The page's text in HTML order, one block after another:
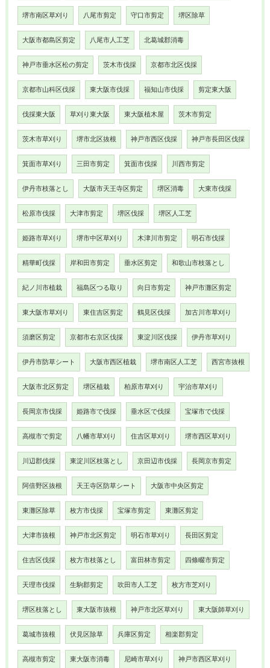
堺市南区草刈り 八尾市剪定 守口市剪定 堺区除草
大阪市都島区剪定 八尾市人工芝 北葛城郡消毒
神戸市垂水区松の剪定 茨木市伐採 京都市北区伐採
京都市山科区伐採 東大阪市伐採 福知山市伐採 剪定東大阪
伐採東大阪 草刈り東大阪 東大阪植木屋 茨木市剪定
茨木市草刈り 堺市北区抜根 神戸市西区伐採 神戸市長田区伐採
箕面市草刈り 三田市剪定 箕面市伐採 川西市剪定
伊丹市枝落とし 大阪市天王寺区剪定 堺区消毒 大東市伐採
松原市伐採 大津市剪定 堺区伐採 堺区人工芝
姫路市草刈り 堺市中区草刈り 木津川市剪定 明石市伐採
精華町伐採 岸和田市剪定 垂水区剪定 和歌山市枝落とし
紀ノ川市植栽 福島区つる取り 向日市剪定 神戸市灘区剪定
東大阪市草刈り 東住吉区剪定 鶴見区伐採 加古川市草刈り
須磨区剪定 京都市右京区伐採 東淀川区伐採 伊丹市草刈り
伊丹市防草シート 大阪市西区植栽 堺市南区人工芝 西宮市抜根
大阪市北区剪定 堺区植栽 柏原市草刈り 宇治市草刈り
長岡京市伐採 姫路市で伐採 垂水区で伐採 宝塚市で伐採
高槻市で剪定 八幡市草刈り 住吉区草刈り 堺市西区草刈り
川辺郡伐採 東淀川区枝落とし 京田辺市伐採 長岡京市剪定
阿倍野区抜根 天王寺区防草シート 大阪市中央区剪定
東灘区除草 枚方市伐採 宝塚市剪定 東灘区剪定
大津市抜根 神戸市北区剪定 明石市草刈り 長田区剪定
住吉区伐採 枚方市枝落とし 富田林市剪定 四條畷市剪定
天理市伐採 生駒郡剪定 吹田市人工芝 枚方市芝刈り
堺区枝落とし 東大阪市抜根 神戸市北区草刈り 東大阪師草刈り
葛城市抜根 伏見区除草 兵庫区剪定 相楽郡剪定
高槻市剪定 東大阪市消毒 尼崎市草刈り 神戸市西区草刈り